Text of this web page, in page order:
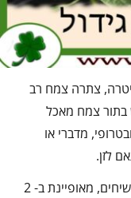
צתרה צמח רב
בתור צמח מאכל
מדברי או
עלים בצע ירוק, העלים קטנים מחודדים וקשיחים, מאופיינת ב- 2